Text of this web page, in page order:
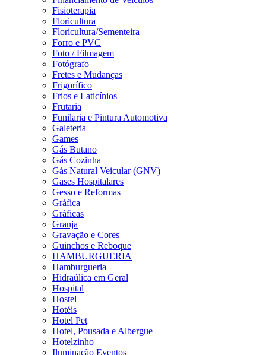
Fisioterapia
Floricultura
Floricultura/Sementeira
Forro e PVC
Foto / Filmagem
Fotógrafo
Fretes e Mudanças
Frigorífico
Frios e Laticínios
Frutaria
Funilaria e Pintura Automotiva
Galeteria
Games
Gás Butano
Gás Cozinha
Gás Natural Veicular (GNV)
Gases Hospitalares
Gesso e Reformas
Gráfica
Gráficas
Granja
Gravação e Cores
Guinchos e Reboque
HAMBURGUERIA
Hamburgueria
Hidraúlica em Geral
Hospital
Hostel
Hotéis
Hotel Pet
Hotel, Pousada e Albergue
Hotelzinho
Iluminação Eventos